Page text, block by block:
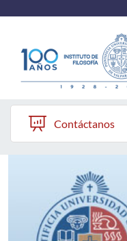
El Instituto
Pregrado
Colección Philosophica
Formación Continua
Contáctanos
Instituto